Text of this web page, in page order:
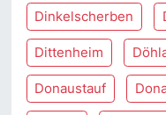
Dinkelscherben
Dittenheim
Donaustauf